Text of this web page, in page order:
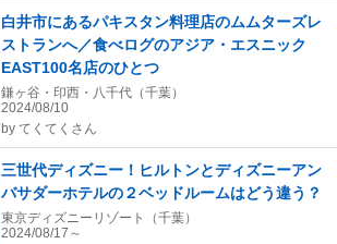
白井市にあるパキスタン料理店のムムターズレ
ストランへ／食べログのアジア・エスニック
EAST100名店のひとつ
鎌ヶ谷・印西・八千代（千葉）
2024/08/10
by てくてくさん
三世代ディズニー！ヒルトンとディズニーアン
バサダーホテルの２ベッドルームはどう違う？
東京ディズニーリゾート（千葉）
2024/08/17～